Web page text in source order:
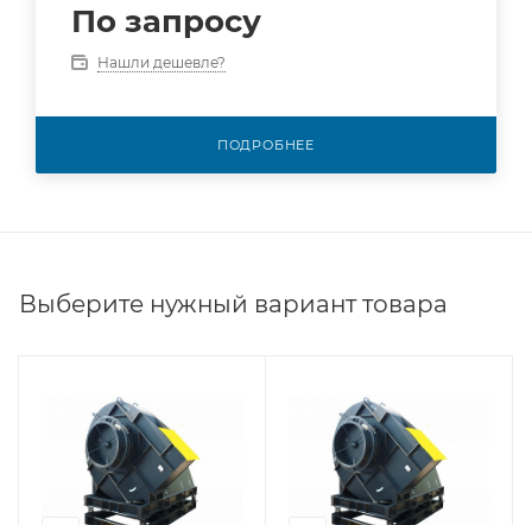
По запросу
Нашли дешевле?
ПОДРОБНЕЕ
Выберите нужный вариант товара